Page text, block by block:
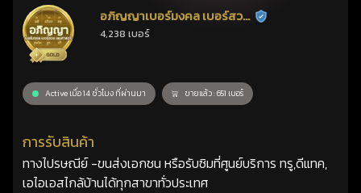
อภิญญาเบอร์มงคล เบอร์สวย
เลขศาสตร์
ร้านยืนยันแล้ว
4,238 เบอร์
Active เมื่อ 14 ชั่วโมง ที่ผ่านมา ขายแล้ว : 651 เบอร์
การรับสินค้า
ทางไปรษณีย์ -ขนส่งเอกชน หรือรับซิมที่ศูนย์บริการ ทรู,ดีแทค,
เอไอเอสไกล้บ้านได้ทุกสาขาทั่วประเทศ